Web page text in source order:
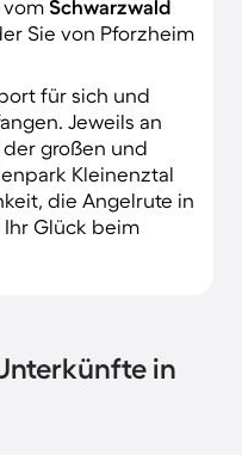
vom Schwarzwald
Sie von Pforzheim
für sich und
Jeweils an
großen und
Kleinenztal
die Angelrute in
Glück beim
in